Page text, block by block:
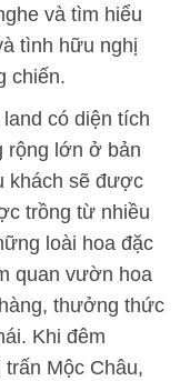
và tìm hiểu
tình hữu nghị
chiến.
có diện tích
rộng lớn ở bản
khách sẽ được
trồng từ nhiều
loài hoa đặc
quan vườn hoa
thưởng thức
Khi đêm
Mộc Châu,